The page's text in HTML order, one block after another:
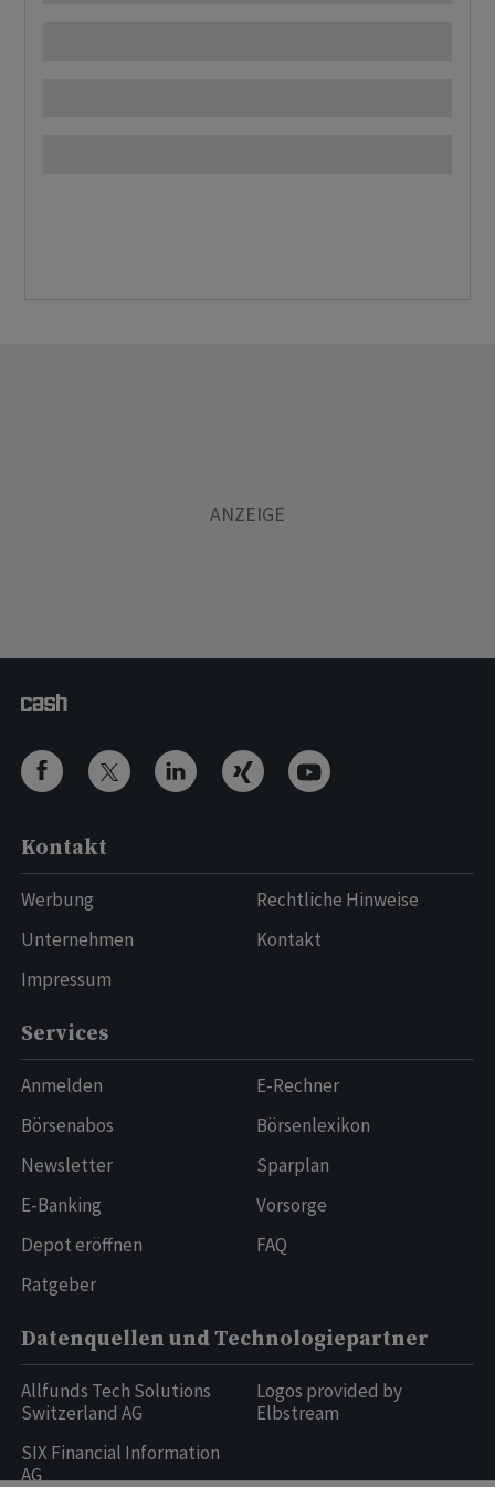
Kontakt
Werbung
Unternehmen
Impressum
Rechtliche Hinweise
Kontakt
Services
Anmelden
Börsenabos
Newsletter
E-Banking
Depot eröffnen
Ratgeber
E-Rechner
Börsenlexikon
Sparplan
Vorsorge
FAQ
Datenquellen und Technologiepartner
Allfunds Tech Solutions
Switzerland AG
SIX Financial Information
AG
Logos provided by
Elbstream